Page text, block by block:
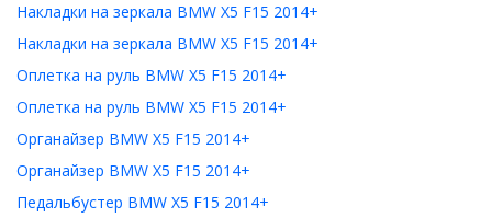
Накладки на зеркала BMW X5 F15 2014+
Накладки на зеркала BMW X5 F15 2014+
Оплетка на руль BMW X5 F15 2014+
Оплетка на руль BMW X5 F15 2014+
Органайзер BMW X5 F15 2014+
Органайзер BMW X5 F15 2014+
Педальбустер BMW X5 F15 2014+